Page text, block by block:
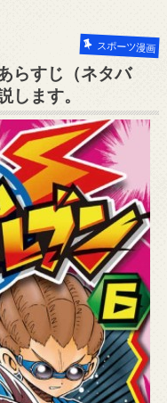
スポーツ漫画
らすじ（ネタバ
します。